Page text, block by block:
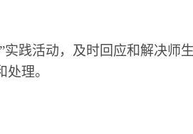
践活动，及时回应和解决
理。